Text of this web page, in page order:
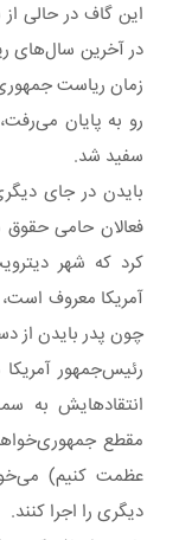
در آخرین سال‌های
زمان ریاست
رو به پایان
سفید شد.
بایدن در جای
فعالان حامی حقوق
کرد که شهر
آمریکا معروف
چون پدر بایدن از
رئیس‌جمهور
انتقادهایش به
مقطع
عظمت کنیم)
دیگری را اجرا کنند.